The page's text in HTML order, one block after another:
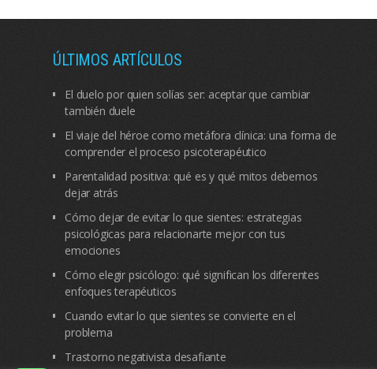
ÚLTIMOS ARTÍCULOS
El duelo por quien solías ser: aceptar que cambiar
también duele
El viaje del héroe como metáfora clínica: una forma de
comprender el proceso psicoterapéutico
Parentalidad positiva: qué es y qué mitos debemos
dejar atrás
Cómo dejar de evitar lo que sientes: estrategias
psicológicas para relacionarte mejor con tus
emociones
Cómo elegir psicólogo: qué significan los diferentes
enfoques terapéuticos
Cuando evitar lo que sientes se convierte en el
problema
Trastorno negativista desafiante